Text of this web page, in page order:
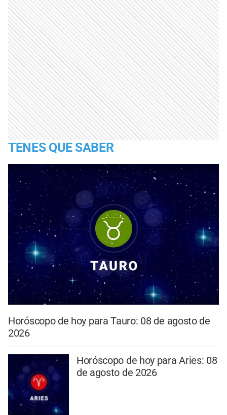
TENES QUE SABER
Horóscopo de hoy para Tauro: 08 de agosto de
2026
Horóscopo de hoy para Aries: 08
de agosto de 2026